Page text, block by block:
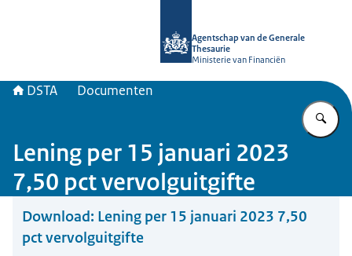
Agentschap van de Generale
Thesaurie
Ministerie van Financiën
DSTA Documenten
Lening per 15 januari 2023
7,50 pct vervolguitgifte
Download: Lening per 15 januari 2023 7,50
pct vervolguitgifte